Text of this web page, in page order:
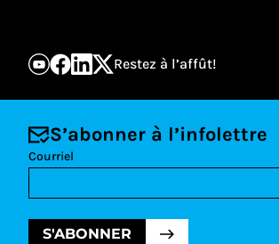
Restez à l’affût!
S’abonner à l’infolettre
Courriel
S'ABONNER